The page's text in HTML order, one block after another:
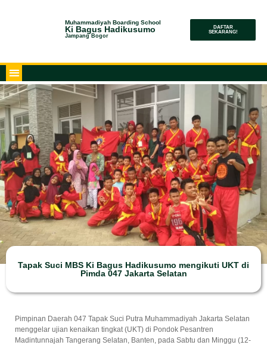
Muhammadiyah Boarding School
Ki Bagus Hadikusumo
Jampang Bogor
DAFTAR
SEKARANG!
Tapak Suci MBS Ki Bagus Hadikusumo mengikuti UKT di
Pimda 047 Jakarta Selatan
Pimpinan Daerah 047 Tapak Suci Putra Muhammadiyah Jakarta Selatan
menggelar ujian kenaikan tingkat (UKT) di Pondok Pesantren
Madintunnajah Tangerang Selatan, Banten, pada Sabtu dan Minggu (12-